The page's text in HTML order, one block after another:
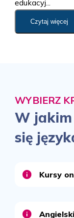
edukacyj...
Czytaj więcej
WYBIERZ
W jakim
się
Kursy